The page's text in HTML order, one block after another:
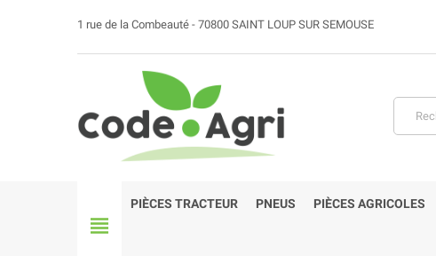
1 rue de la Combeauté - 70800 SAINT LOUP SUR SEMOUSE
view_headline
PIÈCES TRACTEUR PNEUS PIÈCES AGRICOLES